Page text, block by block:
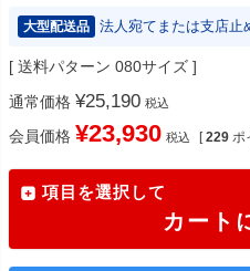
大型配送品 法人宛てまたは支店止
送料パターン 080サイズ
通常価格 ¥25,190 税込
会員価格 ¥23,930 税込 [ 229 ポ
項目を選択して
カート